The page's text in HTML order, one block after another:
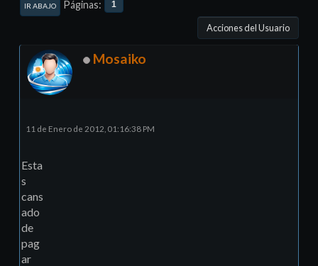
IR ABAJO Páginas 1
Acciones del Usuario
Mosaiko
11 de Enero de 2012, 01:16:38 PM
Esta
s
cans
ado
de
pag
ar